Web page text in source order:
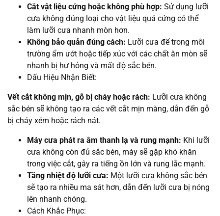
Cắt vật liệu cứng hoặc không phù hợp: Sử dụng lưỡi
cưa không đúng loại cho vật liệu quá cứng có thể
làm lưỡi cưa nhanh mòn hơn.
Không bảo quản đúng cách: Lưỡi cưa để trong môi
trường ẩm ướt hoặc tiếp xúc với các chất ăn mòn sẽ
nhanh bị hư hỏng và mất độ sắc bén.
Dấu Hiệu Nhận Biết:
Vết cắt không mịn, gỗ bị cháy hoặc rách: Lưỡi cưa không
sắc bén sẽ không tạo ra các vết cắt mịn màng, dẫn đến gỗ
bị cháy xém hoặc rách nát.
Máy cưa phát ra âm thanh lạ và rung mạnh: Khi lưỡi
cưa không còn đủ sắc bén, máy sẽ gặp khó khăn
trong việc cắt, gây ra tiếng ồn lớn và rung lắc mạnh.
Tăng nhiệt độ lưỡi cưa: Một lưỡi cưa không sắc bén
sẽ tạo ra nhiều ma sát hơn, dẫn đến lưỡi cưa bị nóng
lên nhanh chóng.
Cách Khắc Phục: